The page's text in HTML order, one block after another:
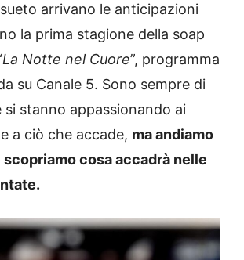
arrivano le anticipazioni
la prima stagione della soap
La Notte nel Cuore”, programma
su Canale 5. Sono sempre di
si stanno appassionando ai
a ciò che accade, ma andiamo
cosa accadrà nelle